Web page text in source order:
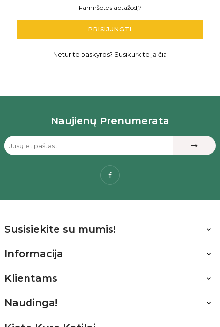
Pamiršote slaptažodį?
PRISIJUNGTI
Neturite paskyros? Susikurkite ją čia
Naujienų Prenumerata
Facebook
Susisiekite su mumis! 
Informacija 
Klientams 
Naudinga! 